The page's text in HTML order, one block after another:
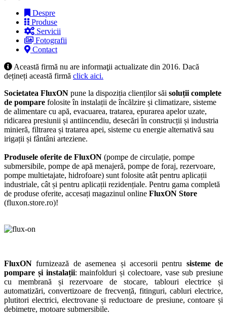
Despre
Produse
Servicii
Fotografii
Contact
Această firmă nu are informaţii actualizate din 2016. Dacă
dețineți această firmă click aici.
Societatea FluxON pune la dispoziția clienților săi soluții complete
de pompare folosite în instalații de încălzire și climatizare, sisteme
de alimentare cu apă, evacuarea, tratarea, epurarea apelor uzate,
ridicarea presiunii și antiincendiu, desecări în construcții și industria
minieră, filtrarea și tratarea apei, sisteme cu energie alternativă sau
irigații și fântâni arteziene.
Produsele oferite de FluxON (pompe de circulație, pompe
submersibile, pompe de apă menajeră, pompe de foraj, rezervoare,
pompe multietajate, hidrofoare) sunt folosite atât pentru aplicații
industriale, cât și pentru aplicații rezidențiale. Pentru gama completă
de produse oferite, accesați magazinul online FluxON Store
(fluxon.store.ro)!
FluxON furnizează de asemenea și accesorii pentru sisteme de
pompare și instalații: mainfolduri și colectoare, vase sub presiune
cu membrană și rezervoare de stocare, tablouri electrice și
automatizări, convertizoare de frecvență, fitinguri, cabluri electrice,
plutitori electrici, electrovane și reductoare de presiune, contoare și
debimetre, motoare submersibile.